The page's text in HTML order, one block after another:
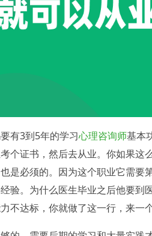
有3到5年的学习心理咨询师基本
个证书，然后去从业。你如果这
是必须的。因为这个职业它需要
验。为什么医生毕业之后他要到
不达标，你就做了这一行，来一